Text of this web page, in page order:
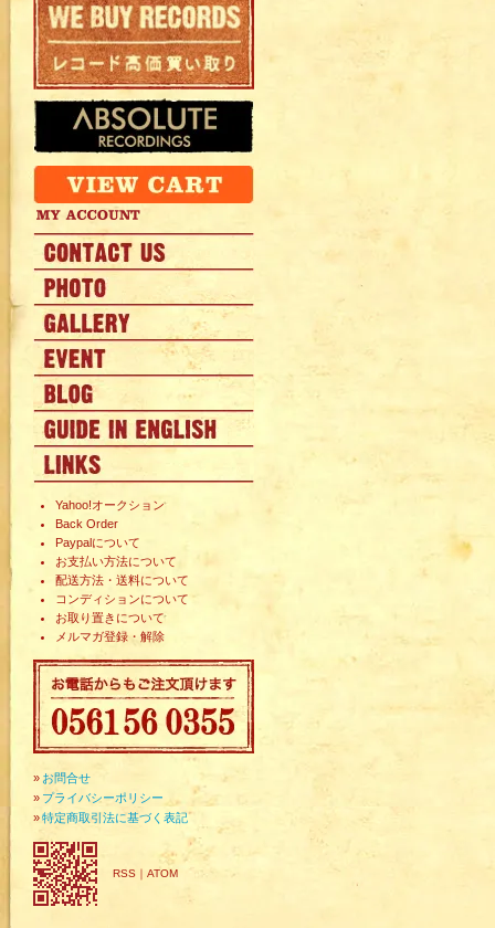
Yahoo!オークション
Back Order
Paypalについて
お支払い方法について
配送方法・送料について
コンディションについて
お取り置きについて
メルマガ登録・解除
» お問合せ
» プライバシーポリシー
»特定商取引法に基づく表記
RSS ｜ ATOM